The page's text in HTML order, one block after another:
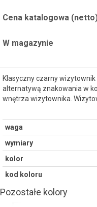
Cena katalogowa
W magazynie
Klasyczny czarny wizytownik
alternatywą znakowania w
wnętrza wizytownika.
waga
wymiary
kolor
kod koloru
Pozostałe kolory